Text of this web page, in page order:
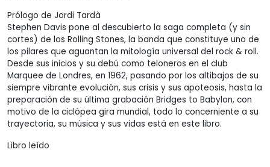
Prólogo de Jordi Tardà
Stephen Davis pone al descubierto la saga completa (y sin
cortes) de los Rolling Stones, la banda que constituye uno de
los pilares que aguantan la mitología universal del rock & roll.
Desde sus inicios y su debú como teloneros en el club
Marquee de Londres, en 1962, pasando por los altibajos de su
siempre vibrante evolución, sus crisis y sus apoteosis, hasta la
preparación de su última grabación Bridges to Babylon, con
motivo de la ciclópea gira mundial, todo lo concerniente a su
trayectoria, su música y sus vidas está en este libro.
Libro leído